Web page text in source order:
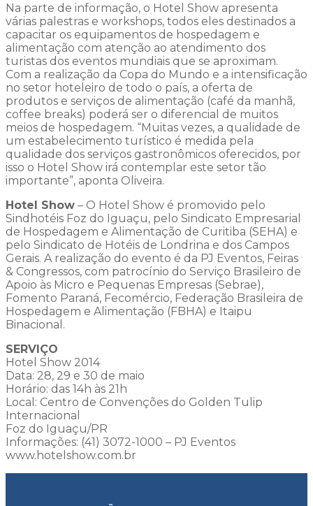
Na parte de informação, o Hotel Show apresenta
várias palestras e workshops, todos eles destinados a
capacitar os equipamentos de hospedagem e
alimentação com atenção ao atendimento dos
turistas dos eventos mundiais que se aproximam.
Com a realização da Copa do Mundo e a intensificação
no setor hoteleiro de todo o país, a oferta de
produtos e serviços de alimentação (café da manhã,
coffee breaks) poderá ser o diferencial de muitos
meios de hospedagem. “Muitas vezes, a qualidade de
um estabelecimento turístico é medida pela
qualidade dos serviços gastronômicos oferecidos, por
isso o Hotel Show irá contemplar este setor tão
importante”, aponta Oliveira.
Hotel Show – O Hotel Show é promovido pelo
Sindhotéis Foz do Iguaçu, pelo Sindicato Empresarial
de Hospedagem e Alimentação de Curitiba (SEHA) e
pelo Sindicato de Hotéis de Londrina e dos Campos
Gerais. A realização do evento é da PJ Eventos, Feiras
& Congressos, com patrocínio do Serviço Brasileiro de
Apoio às Micro e Pequenas Empresas (Sebrae),
Fomento Paraná, Fecomércio, Federação Brasileira de
Hospedagem e Alimentação (FBHA) e Itaipu
Binacional.
SERVIÇO
Hotel Show 2014
Data: 28, 29 e 30 de maio
Horário: das 14h às 21h
Local: Centro de Convenções do Golden Tulip
Internacional
Foz do Iguaçu/PR
Informações: (41) 3072-1000 – PJ Eventos
www.hotelshow.com.br